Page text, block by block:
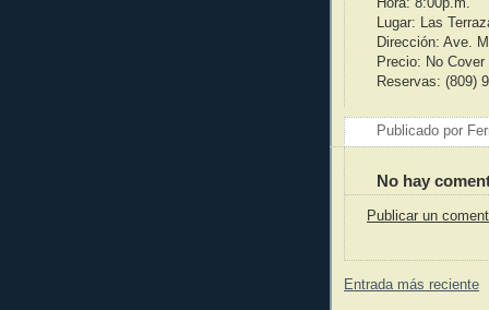
Hora: 8:00p.m.
Lugar: Las
Dirección: Ave.
Precio: No Cover
Reservas: (809)
Publicado por
No hay
Publicar un
Entrada más reciente